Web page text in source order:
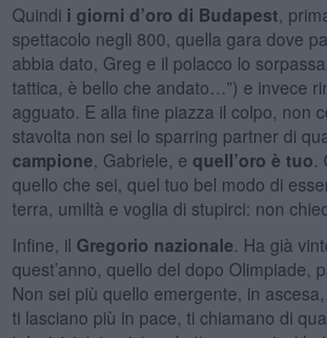
Quindi i giorni d’oro di Budapest ,
spettacolo negli 800, quella gara dove
abbia dato, Greg e il polacco lo
tattica, è bello che andato…”) e invece
agguato. E alla fine piazza il colpo, non
stavolta non sei lo sparring partner di
campione , Gabriele, e quell’oro è tuo
quello che sei, quel tuo bel modo di
terra, umiltà e voglia di stupirci: non
Infine, il Gregorio nazionale . Ha già
quest’anno, quello del dopo Olimpiade,
Non sei più quello emergente, in
ti lasciano più in pace, ti chiamano di